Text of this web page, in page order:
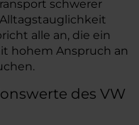
schwerer
alle an, die ein
hohem Anspruch an
des VW